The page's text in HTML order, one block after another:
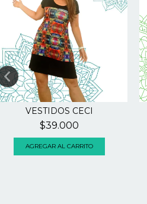
VESTIDOS CECI
$39.000
AGREGAR AL CARRITO